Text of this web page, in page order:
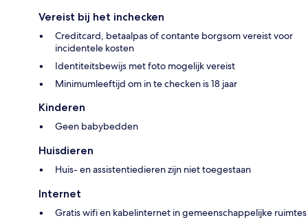
Vereist bij het inchecken
Creditcard, betaalpas of contante borgsom vereist voor
incidentele kosten
Identiteitsbewijs met foto mogelijk vereist
Minimumleeftijd om in te checken is 18 jaar
Kinderen
Geen babybedden
Huisdieren
Huis- en assistentiedieren zijn niet toegestaan
Internet
Gratis wifi en kabelinternet in gemeenschappelijke ruimtes